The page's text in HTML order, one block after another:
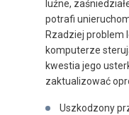
luźne,
potrafi
Rzadziej problem
komputerze
kwestia jego
zaktualizować
Uszkodzony